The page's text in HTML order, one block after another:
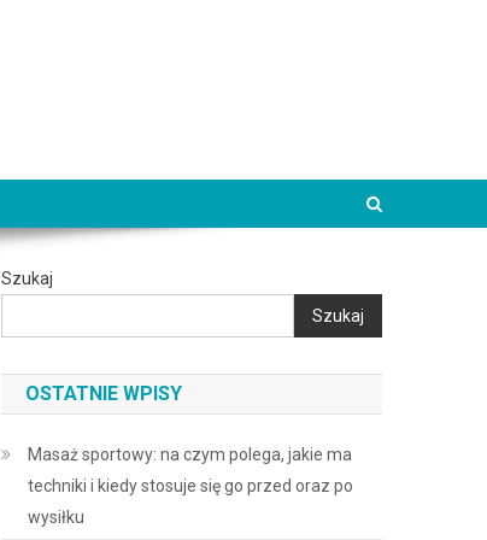
Szukaj
Szukaj
OSTATNIE WPISY
Masaż sportowy: na czym polega, jakie ma
techniki i kiedy stosuje się go przed oraz po
wysiłku